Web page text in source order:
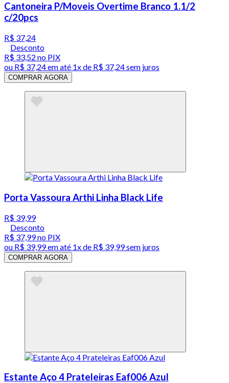
Cantoneira P/Moveis Overtime Branco 1.1/2
c/20pcs
R$ 37,24
Desconto
R$ 33,52 no PIX
ou R$ 37,24em até 1x de R$ 37,24sem juros
COMPRAR AGORA
Porta Vassoura Arthi Linha Black Life
R$ 39,99
Desconto
R$ 37,99no PIX
ou R$ 39,99em até 1x de R$ 39,99sem juros
COMPRAR AGORA
Estante Aço 4 Prateleiras Eaf006 Azul